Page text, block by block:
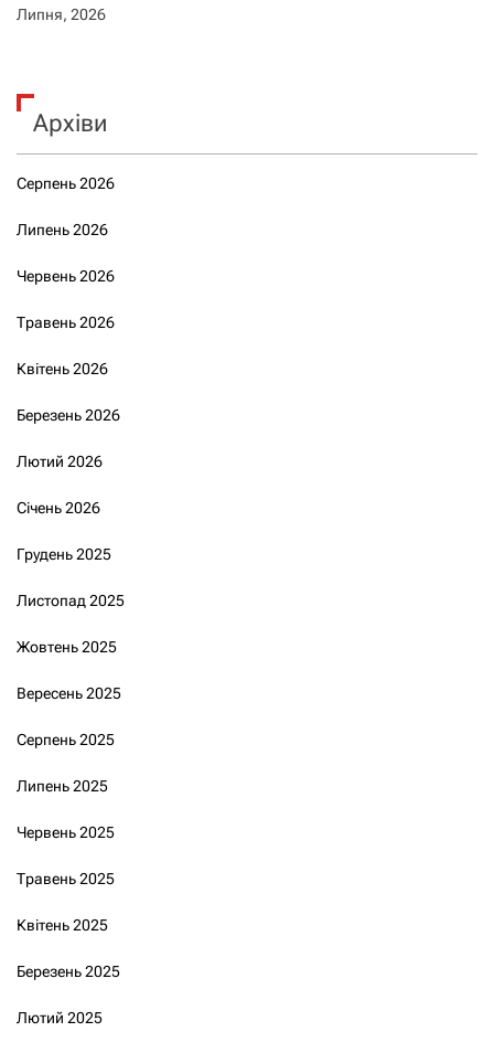
Липня, 2026
Архіви
Серпень 2026
Липень 2026
Червень 2026
Травень 2026
Квітень 2026
Березень 2026
Лютий 2026
Січень 2026
Грудень 2025
Листопад 2025
Жовтень 2025
Вересень 2025
Серпень 2025
Липень 2025
Червень 2025
Травень 2025
Квітень 2025
Березень 2025
Лютий 2025